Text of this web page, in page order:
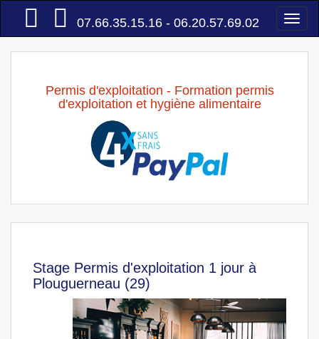
Accueil
07.66.35.15.16 - 06.20.57.69.02
Permis d'exploitation - Formation permis
d'exploitation et hygiène alimentaire
Stage Permis d'exploitation 1 jour à
Plouguerneau (29)